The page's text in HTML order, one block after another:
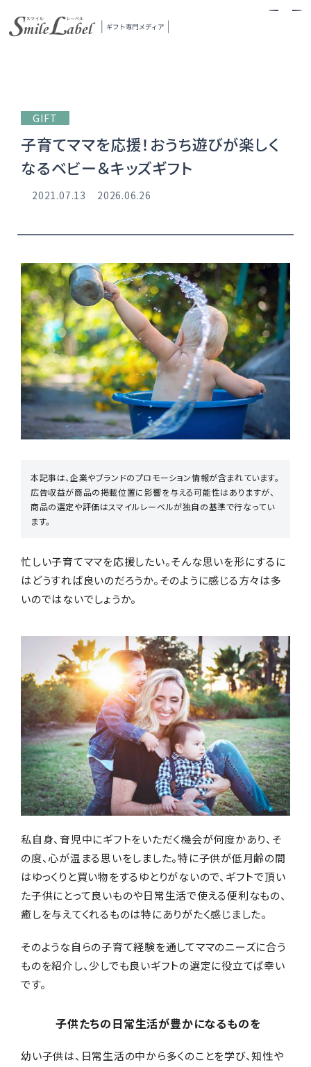
ギフトの探し方
お店からギフトを探す
商品からギフトを探す
行事からギフトを探す
贈る相手からギフトを探す
編集部おすすめ
PERSON
仕事がらを理解した思いやり！ 職業によって選ぶ
"切り札" プレゼント ‐ 美容師の場合
GIFT
子育てママを応援！おうち遊びが楽しく
なるベビー＆キッズギフト
2021.07.13 2026.06.26
本記事は、企業やブランドのプロモーション情報が含まれています。
広告収益が商品の掲載位置に影響を与える可能性はありますが、
商品の選定や評価はスマイルレーベルが独自の基準で行なってい
ます。
忙しい子育てママを応援したい。そんな思いを形にするに
はどうすれば良いのだろうか。そのように感じる方々は多
いのではないでしょうか。
私自身、育児中にギフトをいただく機会が何度かあり、そ
の度、心が温まる思いをしました。特に子供が低月齢の間
はゆっくりと買い物をするゆとりがないので、ギフトで頂い
た子供にとって良いものや日常生活で使える便利なもの、
癒しを与えてくれるものは特にありがたく感じました。
そのような自らの子育て経験を通してママのニーズに合う
ものを紹介し、少しでも良いギフトの選定に役立てば幸い
です。
子供たちの日常生活が豊かになるものを
幼い子供は、日常生活の中から多くのことを学び、知性や